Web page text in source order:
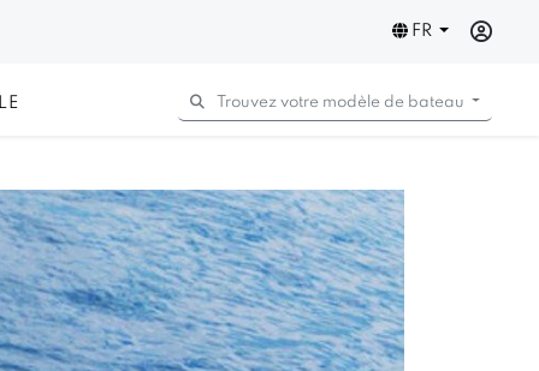
FR
Trouvez votre modèle de bateau